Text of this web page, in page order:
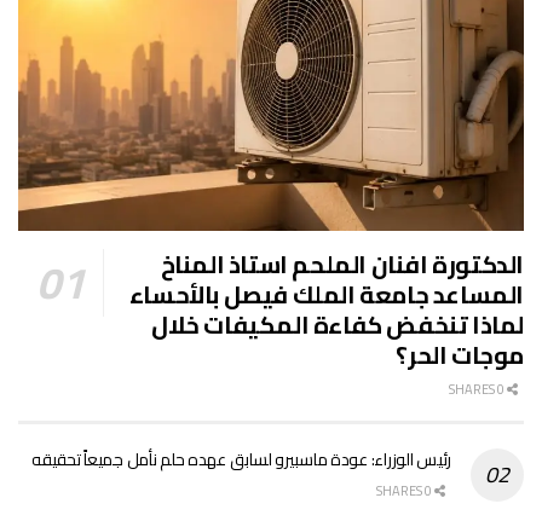
الدكتورة افنان الملحم استاذ المناخ
المساعد جامعة الملك فيصل بالأحساء
لماذا تنخفض كفاءة المكيفات خلال
موجات الحر؟
رئيس الوزراء: عودة ماسبيرو لسابق عهده حلم نأمل جميعاً تحقيقه